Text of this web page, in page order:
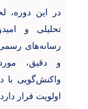
در این دوره،
تحلیلی و
رسانه‌های
و دقیق،
واکنش‌گویی با
اولویت قرار دارد